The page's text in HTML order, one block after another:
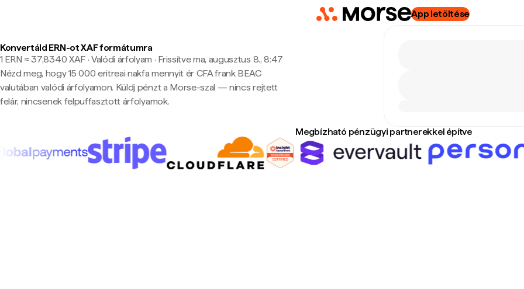
App letöltése
Konvertáld ERN-ot XAF formátumra
1 ERN ≈ 37,8340 XAF · Valódi árfolyam · Frissítve ma, augusztus 8., 8:47
Nézd meg, hogy 15 000 eritreai nakfa mennyit ér CFA frank BEAC
valutában valódi árfolyamon. Küldj pénzt a Morse-szal — nincs rejtett
felár, nincsenek felpuffasztott árfolyamok.
Megbízható pénzügyi partnerekkel építve